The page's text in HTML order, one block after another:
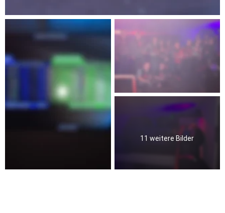
11 weitere Bilder